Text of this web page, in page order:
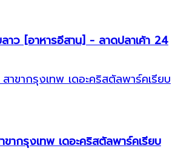
าว [อาหารอีสาน] - ลาดปลาเค้า 24
ากรุงเทพ เดอะคริสตัลพาร์คเรียบ